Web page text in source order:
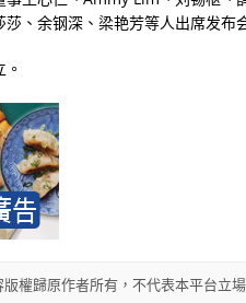
、余钢深、梁艳芳等人出席发布
權歸原作者所有，不代表本平台立